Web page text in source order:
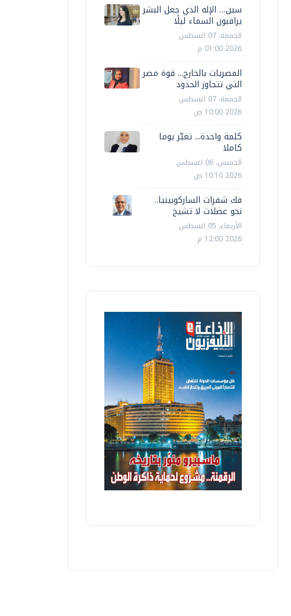
سين… الإله الذي جعل البشر
يراقبون السماء ليلًا
الجمعة، 07 اغسطس
2026 01:00 م
المصريات بالخارج... قوة مصر
التي تتجاوز الحدود
الجمعة، 07 اغسطس
2026 10:00 ص
كلمة واحدة... تغيّر يوما
كاملا
الخميس، 06 اغسطس
2026 10:10 ص
فك شفرات الساركوبينيا..
نحو عضلات لا تشيخ
الأربعاء، 05 اغسطس
2026 12:00 م